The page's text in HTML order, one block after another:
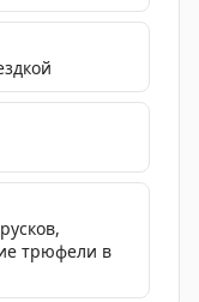
трюфели в